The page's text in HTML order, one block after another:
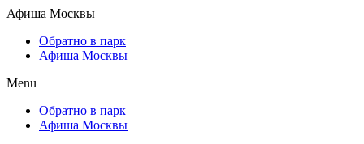
Афиша Москвы
Обратно в парк
Афиша Москвы
Menu
Обратно в парк
Афиша Москвы